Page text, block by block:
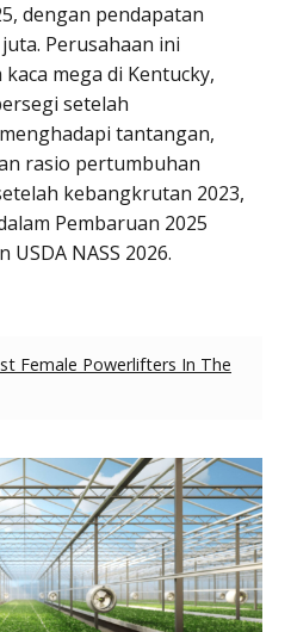
dengan pendapatan
Perusahaan ini
mega di Kentucky,
setelah
tantangan,
rasio pertumbuhan
kebangkrutan 2023,
Pembaruan 2025
NASS 2026.
Female Powerlifters In The